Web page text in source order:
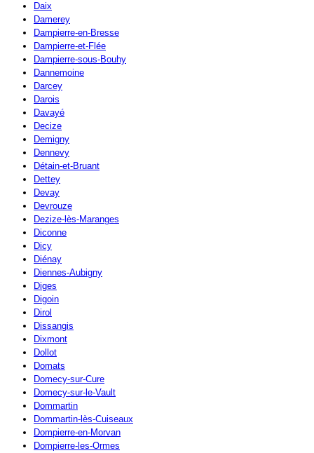
Daix
Damerey
Dampierre-en-Bresse
Dampierre-et-Flée
Dampierre-sous-Bouhy
Dannemoine
Darcey
Darois
Davayé
Decize
Demigny
Dennevy
Détain-et-Bruant
Dettey
Devay
Devrouze
Dezize-lès-Maranges
Diconne
Dicy
Diénay
Diennes-Aubigny
Diges
Digoin
Dirol
Dissangis
Dixmont
Dollot
Domats
Domecy-sur-Cure
Domecy-sur-le-Vault
Dommartin
Dommartin-lès-Cuiseaux
Dompierre-en-Morvan
Dompierre-les-Ormes